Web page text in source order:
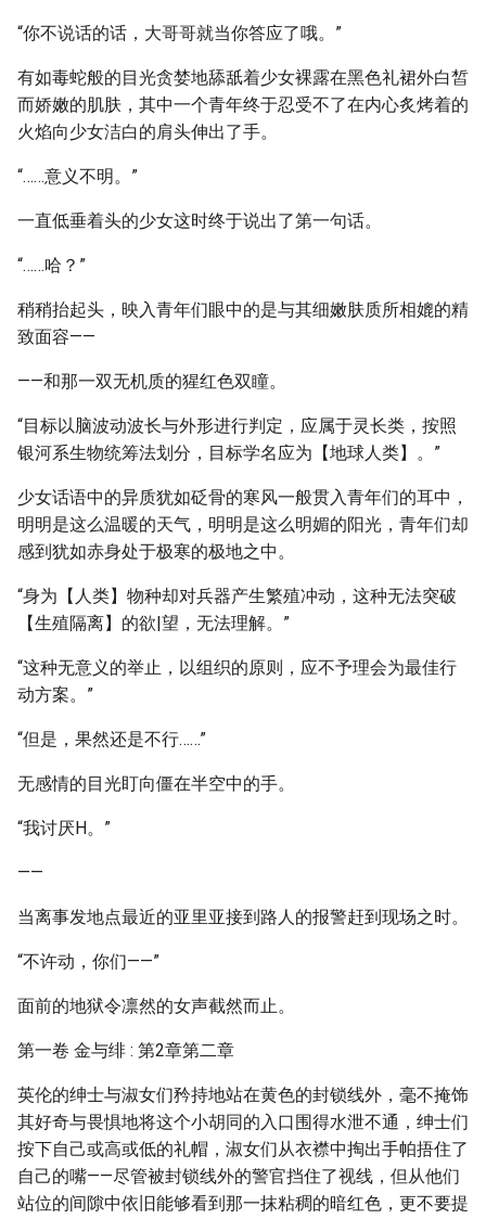
“你不说话的话，大哥哥就当你答应了哦。”
有如毒蛇般的目光贪婪地舔舐着少女裸露在黑色礼裙外白皙
而娇嫩的肌肤，其中一个青年终于忍受不了在内心炙烤着的
火焰向少女洁白的肩头伸出了手。
“……意义不明。”
一直低垂着头的少女这时终于说出了第一句话。
“……哈？”
稍稍抬起头，映入青年们眼中的是与其细嫩肤质所相媲的精
致面容——
——和那一双无机质的猩红色双瞳。
“目标以脑波动波长与外形进行判定，应属于灵长类，按照
银河系生物统筹法划分，目标学名应为【地球人类】。”
少女话语中的异质犹如砭骨的寒风一般贯入青年们的耳中，
明明是这么温暖的天气，明明是这么明媚的阳光，青年们却
感到犹如赤身处于极寒的极地之中。
“身为【人类】物种却对兵器产生繁殖冲动，这种无法突破
【生殖隔离】的欲|望，无法理解。”
“这种无意义的举止，以组织的原则，应不予理会为最佳行
动方案。”
“但是，果然还是不行……”
无感情的目光盯向僵在半空中的手。
“我讨厌H。”
——
当离事发地点最近的亚里亚接到路人的报警赶到现场之时。
“不许动，你们——”
面前的地狱令凛然的女声截然而止。
第一卷 金与绯 : 第2章第二章
英伦的绅士与淑女们矜持地站在黄色的封锁线外，毫不掩饰
其好奇与畏惧地将这个小胡同的入口围得水泄不通，绅士们
按下自己或高或低的礼帽，淑女们从衣襟中掏出手帕捂住了
自己的嘴——尽管被封锁线外的警官挡住了视线，但从他们
站位的间隙中依旧能够看到那一抹粘稠的暗红色，更不要提